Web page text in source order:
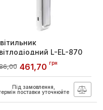
L-EL-870
8,5Вт, Lebron
16-95-30
461,70 грн
Під замовлення,
поставки уточнюйте